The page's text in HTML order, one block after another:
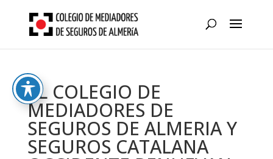
content
EL COLEGIO DE
MEDIADORES DE
SEGUROS DE ALMERIA Y
SEGUROS CATALANA